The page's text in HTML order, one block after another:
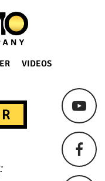
VIDEOS